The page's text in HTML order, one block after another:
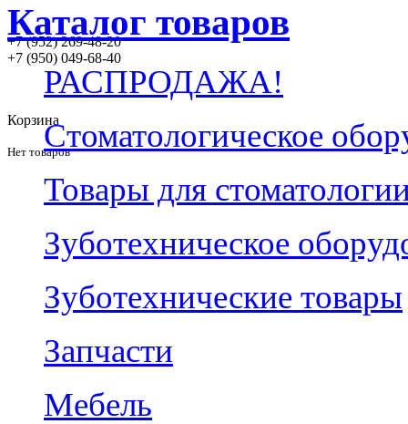
+7 (952) 269-48-20
‪+7 (950) 049-68-40
Корзина
Нет товаров
Каталог товаров
РАСПРОДАЖА!
Стоматологическое
Товары для
Зуботехническое
Зуботехнические товары
Запчасти
Мебель